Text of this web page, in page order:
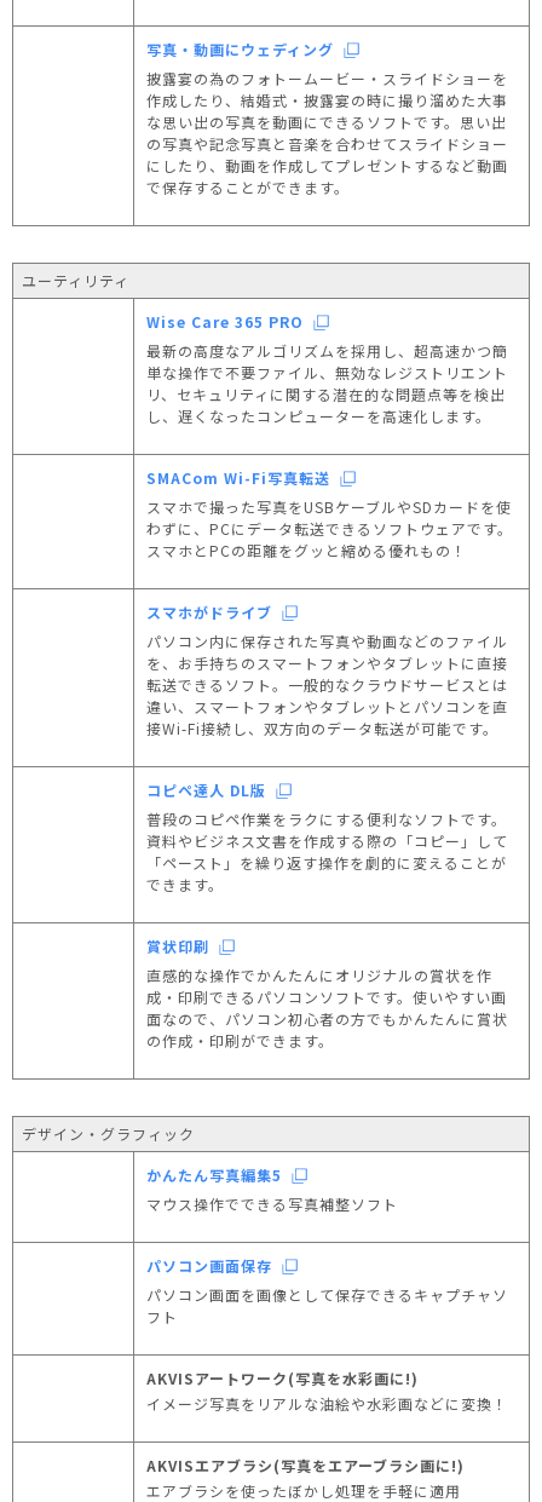
写真・動画にウェディング
披露宴の為のフォトームービー・スライドショーを
作成したり、結婚式・披露宴の時に撮り溜めた大事
な思い出の写真を動画にできるソフトです。思い出
の写真や記念写真と音楽を合わせてスライドショー
にしたり、動画を作成してプレゼントするなど動画
で保存することができます。
ユーティリティ
Wise Care 365 PRO
最新の高度なアルゴリズムを採用し、超高速かつ簡
単な操作で不要ファイル、無効なレジストリエント
リ、セキュリティに関する潜在的な問題点等を検出
し、遅くなったコンピューターを高速化します。
SMACom Wi-Fi写真転送
スマホで撮った写真をUSBケーブルやSDカードを使
わずに、PCにデータ転送できるソフトウェアです。
スマホとPCの距離をグッと縮める優れもの！
スマホがドライブ
パソコン内に保存された写真や動画などのファイル
を、お手持ちのスマートフォンやタブレットに直接
転送できるソフト。一般的なクラウドサービスとは
違い、スマートフォンやタブレットとパソコンを直
接Wi-Fi接続し、双方向のデータ転送が可能です。
コピペ達人 DL版
普段のコピペ作業をラクにする便利なソフトです。
資料やビジネス文書を作成する際の「コピー」して
「ペースト」を繰り返す操作を劇的に変えることが
できます。
賞状印刷
直感的な操作でかんたんにオリジナルの賞状を作
成・印刷できるパソコンソフトです。使いやすい画
面なので、パソコン初心者の方でもかんたんに賞状
の作成・印刷ができます。
デザイン・グラフィック
かんたん写真編集5
マウス操作でできる写真補整ソフト
パソコン画面保存
パソコン画面を画像として保存できるキャプチャソ
フト
AKVISアートワーク(写真を水彩画に!)
イメージ写真をリアルな油絵や水彩画などに変換！
AKVISエアブラシ(写真をエアーブラシ画に!)
エアブラシを使ったぼかし処理を手軽に適用